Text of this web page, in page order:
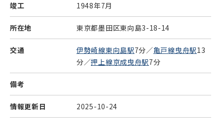
竣工 1948年7月
所在地 東京都墨田区東向島3-18-14
交通 伊勢崎線東向島駅7分／亀戸線曳舟駅13
分／押上線京成曳舟駅7分
備考
情報更新日 2025-10-24